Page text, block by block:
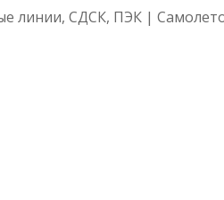
линии, СДСК, ПЭК |